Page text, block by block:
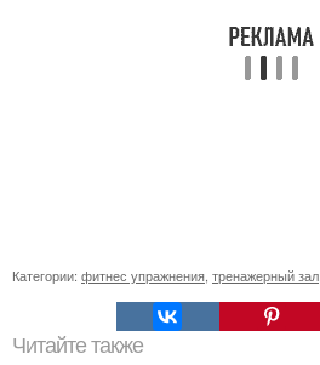
Категории: фитнес упражнения тренажерный зал
Читайте также